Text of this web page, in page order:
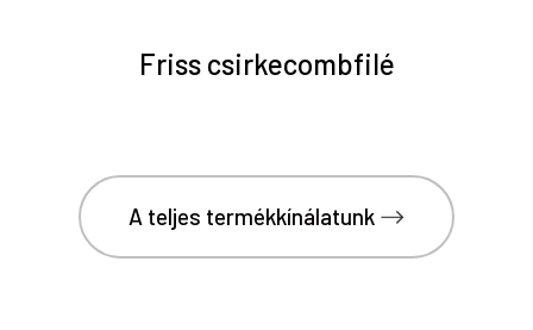
Friss csirkecombfilé
A teljes termékkínálatunk